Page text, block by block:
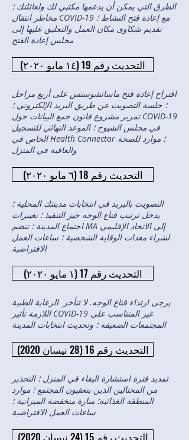
الطرق التي يمكن أن يدعمها مكتبي لك ولعائلتك ؛
مخاطر انتقال COVID-19 مع إعادة فتح النشاط ؛
تقديم شكاوى مكان العمل والتعليق عليها إلى
مجلس إعادة الفتح
التحديث رقم 19 (١٤ مايو ٢٠٢٠)
اقتراح إعادة فتح ماساتشوستس على أربع مراحل
؛ جلسة التصويت عن طريق البريد الإلكتروني ؛
تمرير مشروع قانون جمع البيانات حول COVID-19
في مجلس الشيوخ ؛ الموعد النهائي للتسجيل
الخاص في Health Connector ؛ موارد للصحة
والعافية في المنزل
التحديث رقم 18 (٦ مايو ٢٠٢٠)
التصويت بالبريد في انتخابات مدينتك المحلية ؛
يدخل ترتيب قناع الوجه حيز التنفيذ ؛ تغييرات
اجتماع المدينة ؛ تنضم MA إلى الاتحاد الإقليمي
لشراء معدات الوقاية الشخصية ؛ ساعات العمل
الافتراضية
التحديث رقم 17 (١ مايو ٢٠٢٠)
يرجى ارتداء قناع الوجه. لا تتأخر الرعاية الطبية
اللازمة تأثير COVID-19 غير المتناسب على
المجتمعات الضعيفة ؛ وتحديث انتخابات المدينة
التحديث رقم 16 (28 نيسان 2020)
تمديد فترة استشارة البقاء في المنزل ؛ التحذير
من المحتالين الذين يتعقبون المجتمع ؛ موارد
المنطقة الغذائية؛ منارة منخفضة الميزانية ؛
ساعات العمل الافتراضية
التحديث رقم 15 (24 نيسان 2020)